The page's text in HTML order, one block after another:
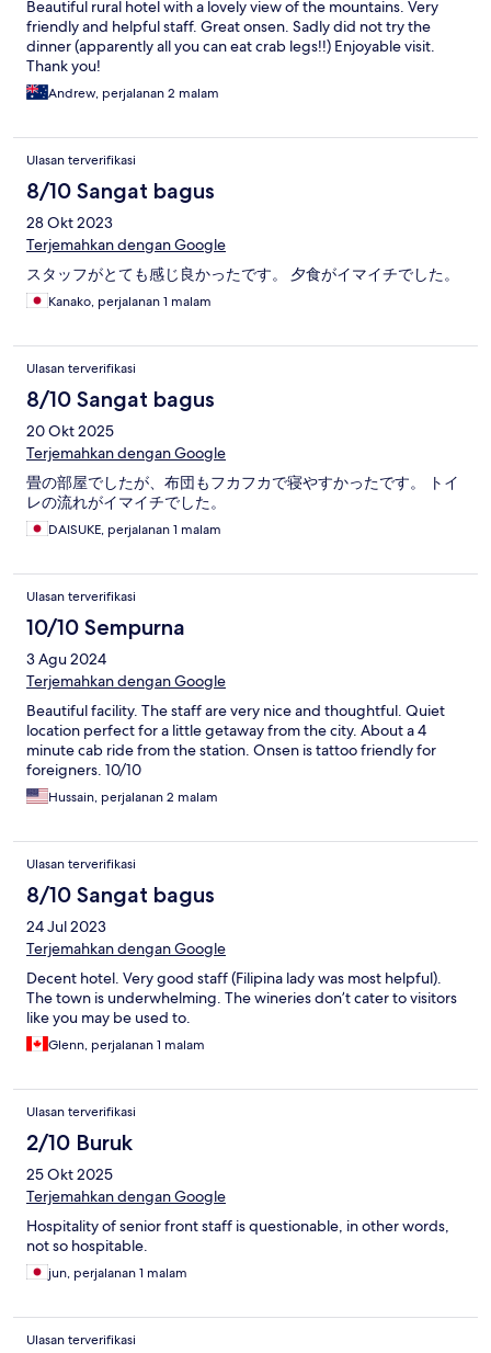
Beautiful rural hotel with a lovely view of the mountains. Very
friendly and helpful staff. Great onsen. Sadly did not try the
dinner (apparently all you can eat crab legs!!) Enjoyable visit.
Thank you!
Andrew, perjalanan 2 malam
Ulasan terverifikasi
8/10 Sangat bagus
28 Okt 2023
Terjemahkan dengan Google
スタッフがとても感じ良かったです。 夕食がイマイチでした。
Kanako, perjalanan 1 malam
Ulasan terverifikasi
8/10 Sangat bagus
20 Okt 2025
Terjemahkan dengan Google
畳の部屋でしたが、布団もフカフカで寝やすかったです。 トイ
レの流れがイマイチでした。
DAISUKE, perjalanan 1 malam
Ulasan terverifikasi
10/10 Sempurna
3 Agu 2024
Terjemahkan dengan Google
Beautiful facility. The staff are very nice and thoughtful. Quiet
location perfect for a little getaway from the city. About a 4
minute cab ride from the station. Onsen is tattoo friendly for
foreigners. 10/10
Hussain, perjalanan 2 malam
Ulasan terverifikasi
8/10 Sangat bagus
24 Jul 2023
Terjemahkan dengan Google
Decent hotel. Very good staff (Filipina lady was most helpful).
The town is underwhelming. The wineries don’t cater to visitors
like you may be used to.
Glenn, perjalanan 1 malam
Ulasan terverifikasi
2/10 Buruk
25 Okt 2025
Terjemahkan dengan Google
Hospitality of senior front staff is questionable, in other words,
not so hospitable.
jun, perjalanan 1 malam
Ulasan terverifikasi